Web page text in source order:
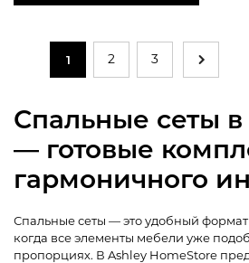
1 2 3
Спальные сеты
— готовые
гармоничного
Спальные сеты — это удобный формат
когда все элементы мебели уже
пропорциях. В Ashley HomeStore